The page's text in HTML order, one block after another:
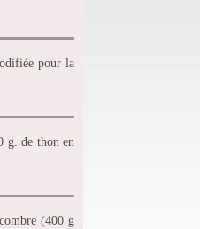
pour la
g. de thon en
(400 g